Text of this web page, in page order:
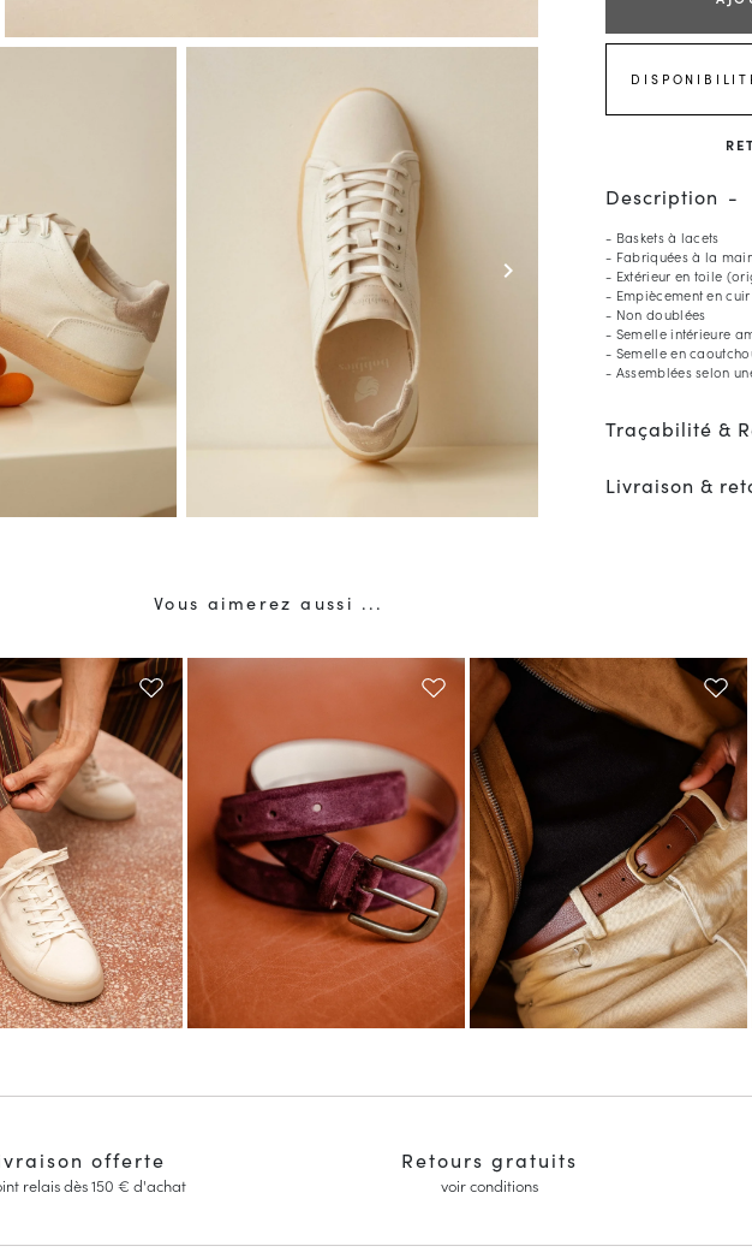
chevron_right
Description
- Baskets à lacets
- Fabriquées à la
- Extérieur en toile
- Empiècement en
- Non doublées
- Semelle intérieure
- Semelle en
- Assemblées selon
Traçabilité &
Livraison &
Vous aimerez aussi ...
offerte
relais dès 150 € d'achat
Retours gratuits
voir conditions